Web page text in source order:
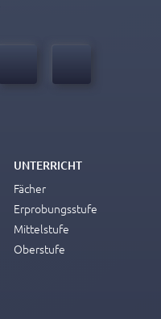
UNTERRICHT
Fächer
Erprobungsstufe
Mittelstufe
Oberstufe